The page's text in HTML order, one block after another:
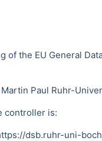
of the EU General
Martin Paul Ruhr-
controller is:
dsb.ruhr-uni-